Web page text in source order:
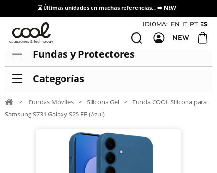
⌛ Últimas unidades en muchas referencias... ➡️ NEW
Acceso / Registro Distribuidores
IDIOMA: EN IT PT ES
NEW
Fundas y Protectores
Categorías
> Fundas Móviles > Silicona Gel >
Funda COOL Silicona para
Samsung S731 Galaxy S25 FE (Azul)